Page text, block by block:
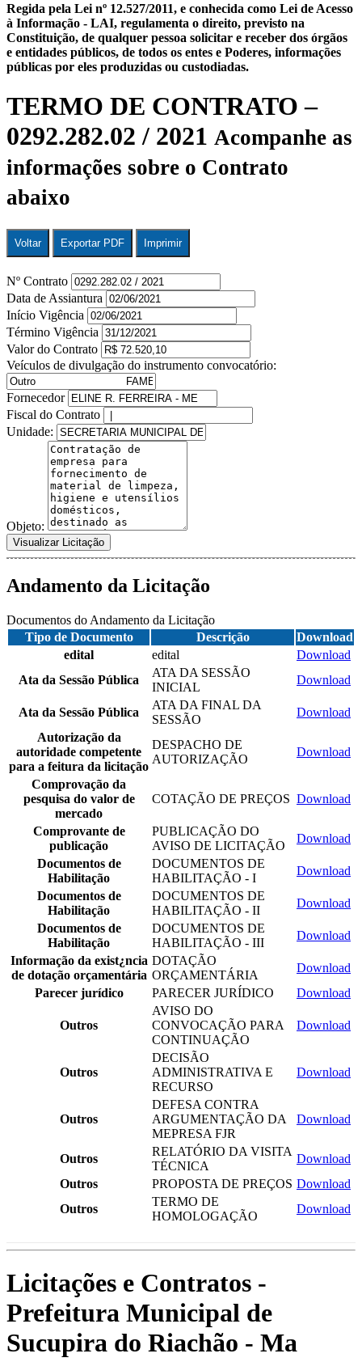
Regida pela Lei nº 12.527/2011, e conhecida como Lei de Acesso
à Informação - LAI, regulamenta o direito, previsto na
Constituição, de qualquer pessoa solicitar e receber dos órgãos
e entidades públicos, de todos os entes e Poderes, informações
públicas por eles produzidas ou custodiadas.
TERMO DE CONTRATO –
0292.282.02 / 2021 Acompanhe as
informações sobre o Contrato
abaixo
Voltar Exportar PDF Imprimir
Nº Contrato
Data de Assiantura
Início Vigência
Término Vigência
Valor do Contrato
Veículos de divulgação do instrumento convocatório:
Fornecedor
Fiscal do Contrato
Unidade:
Objeto:
Visualizar Licitação
Andamento da Licitação
Documentos do Andamento da Licitação
Tipo de Documento
Descrição
Download
edital
edital
Download
Ata da Sessão Pública
ATA DA SESSÃO
INICIAL
Download
Ata da Sessão Pública
ATA DA FINAL DA
SESSÃO
Download
Autorização da
autoridade competente
para a feitura da licitação
DESPACHO DE
AUTORIZAÇÃO
Download
Comprovação da
pesquisa do valor de
mercado
COTAÇÃO DE PREÇOS Download
Comprovante de
publicação
PUBLICAÇÃO DO
AVISO DE LICITAÇÃO
Download
Documentos de
Habilitação
DOCUMENTOS DE
HABILITAÇÃO - I
Download
Documentos de
Habilitação
DOCUMENTOS DE
HABILITAÇÃO - II
Download
Documentos de
Habilitação
DOCUMENTOS DE
HABILITAÇÃO - III
Download
Informação da exist¿ncia
de dotação orçamentária
DOTAÇÃO
ORÇAMENTÁRIA
Download
Parecer jurídico
PARECER JURÍDICO Download
Outros
AVISO DO
CONVOCAÇÃO PARA
CONTINUAÇÃO
Download
Outros
DECISÃO
ADMINISTRATIVA E
RECURSO
Download
Outros
DEFESA CONTRA
ARGUMENTAÇÃO DA
MEPRESA FJR
Download
Outros
RELATÓRIO DA VISITA
TÉCNICA
Download
Outros
PROPOSTA DE PREÇOS Download
Outros
TERMO DE
HOMOLOGAÇÃO
Download
Licitações e Contratos -
Prefeitura Municipal de
Sucupira do Riachão - Ma